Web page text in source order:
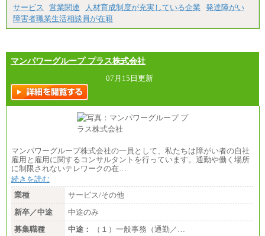
サービス
営業関連 人材育成制度が充実している企業
発達障がい
障害者職業生活相談員が在籍
マンパワーグループ プラス株式会社
07月15日更新
マンパワーグループ株式会社の一員として、私たちは障がい者の自社
雇用と雇用に関するコンサルタントを行っています。通勤や働く場所
に制限されないテレワークの在…
続きを読む
業種
サービス/その他
新卒／中途
中途のみ
募集職種
中途：
（１）一般事務（通勤／…